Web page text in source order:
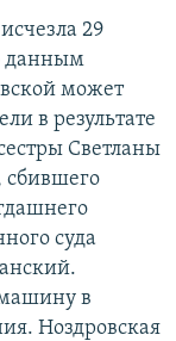
29
данным
может
в результате
Светланы
сбившего
суда
машину в
Ноздровская